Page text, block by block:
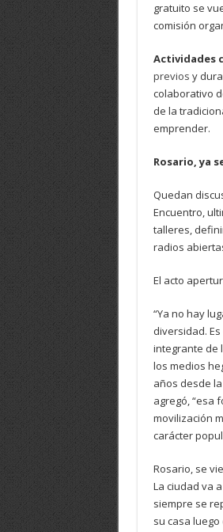
gratuito se
comisión
Actividades
previos y
colaborativo
de la
emprender.
Rosario, ya
Quedan
Encuentro,
talleres,
radios
El acto
“Ya no hay
diversidad.
integrante de
los medios
años desde
agregó, “esa
movilización
carácter
Rosario, se
La ciudad va
siempre se
su casa